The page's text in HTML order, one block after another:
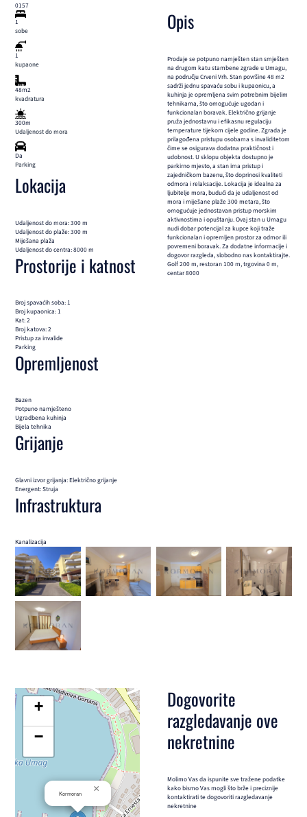
0157
1
sobe
1
kupaone
48m2
kvadratura
300m
Udaljenost do mora
Da
Parking
Lokacija
Udaljenost do mora: 300 m
Udaljenost do plaže: 300 m
Miješana plaža
Udaljenost do centra: 8000 m
Prostorije i katnost
Broj spavaćih soba: 1
Broj kupaonica: 1
Kat: 2
Broj katova: 2
Pristup za invalide
Parking
Opremljenost
Bazen
Potpuno namješteno
Ugradbena kuhinja
Bijela tehnika
Grijanje
Glavni izvor grijanja: Električno grijanje
Energent: Struja
Infrastruktura
Kanalizacija
Opis
Prodaje se potpuno namješten stan smješten
na drugom katu stambene zgrade u Umagu,
na području Crveni Vrh. Stan površine 48 m2
sadrži jednu spavaću sobu i kupaonicu, a
kuhinja je opremljena svim potrebnim bijelim
tehnikama, što omogućuje ugodan i
funkcionalan boravak. Električno grijanje
pruža jednostavnu i efikasnu regulaciju
temperature tijekom cijele godine. Zgrada je
prilagođena pristupu osobama s invaliditetom
čime se osigurava dodatna praktičnost i
udobnost. U sklopu objekta dostupno je
parkirno mjesto, a stan ima pristup i
zajedničkom bazenu, što doprinosi kvaliteti
odmora i relaksacije. Lokacija je idealna za
ljubitelje mora, budući da je udaljenost od
mora i miješane plaže 300 metara, što
omogućuje jednostavan pristup morskim
aktivnostima i opuštanju. Ovaj stan u Umagu
nudi dobar potencijal za kupce koji traže
funkcionalan i opremljen prostor za odmor ili
povremeni boravak. Za dodatne informacije i
dogovor razgleda, slobodno nas kontaktirajte.
Golf 200 m, restoran 100 m, trgovina 0 m,
centar 8000
Kormoran ×
+
−
Dogovorite
razgledavanje ove
nekretnine
Molimo Vas da ispunite sve tražene podatke
kako bismo Vas mogli što brže i preciznije
kontaktirati te dogovoriti razgledavanje
nekretnine